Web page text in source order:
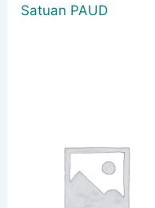
Satuan PAUD